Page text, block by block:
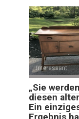
Interessant
„Sie
diesen
Ein
Ergebnis